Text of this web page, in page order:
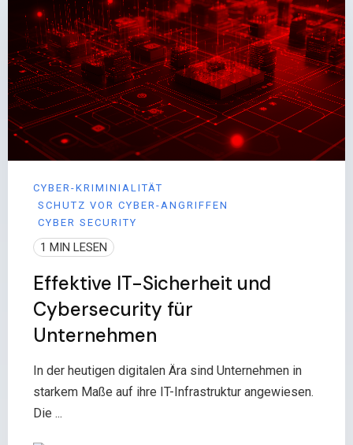
CYBER-KRIMINIALITÄT
SCHUTZ VOR CYBER-ANGRIFFEN
CYBER SECURITY
1 MIN LESEN
Effektive IT-Sicherheit und
Cybersecurity für
Unternehmen
In der heutigen digitalen Ära sind Unternehmen in
starkem Maße auf ihre IT-Infrastruktur angewiesen.
Die ...